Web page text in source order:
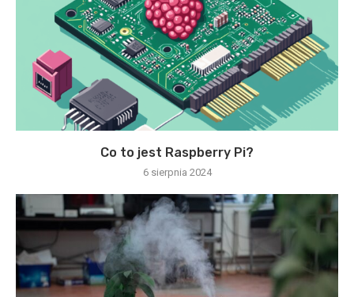
Co to jest Raspberry Pi?
6 sierpnia 2024